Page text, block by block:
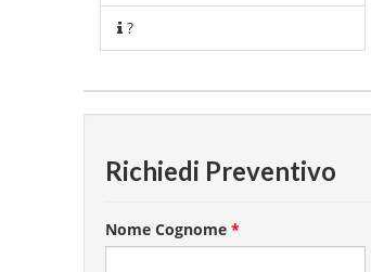
?
Richiedi Preventivo
Nome Cognome *